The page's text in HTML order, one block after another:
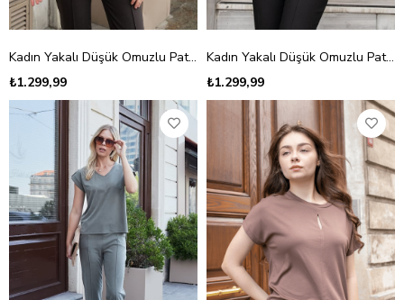
Kadın Yakalı Düşük Omuzlu Patlı Kısa Kol Bluz-Krem
₺1.299,99
Kadın Yakalı Düşük Omuzlu Patlı Kısa Kol Bluz-İndigo
₺1.299,99